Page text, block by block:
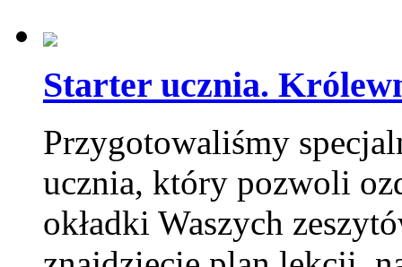
Starter ucznia.
Przygotowaliśmy
ucznia, który pozwoli
okładki Waszych